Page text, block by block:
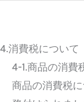
4.消費税について
4-1.商品の消費
商品の消費税